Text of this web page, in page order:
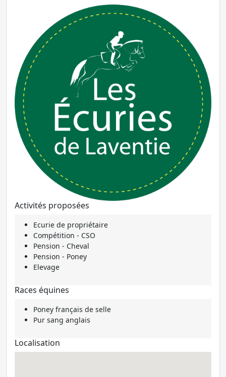
Activités proposées
Ecurie de propriétaire
Compétition - CSO
Pension - Cheval
Pension - Poney
Elevage
Races équines
Poney français de selle
Pur sang anglais
Localisation